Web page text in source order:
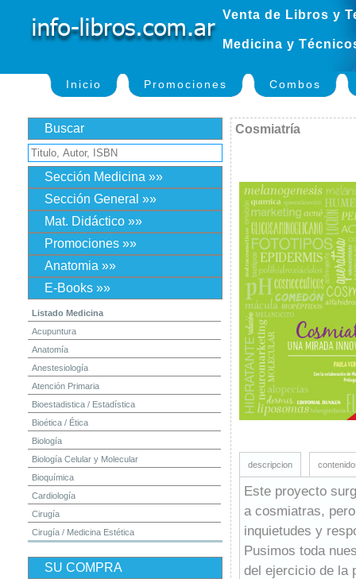
Venta de Libros y
Medicina y
Inicio Promociones Combos
Buscar
Sección Medicina »»
Sección General »»
Mat. Didáctico »»
Promociones »»
Anatomia »»
E-Books »»
Listado Medicina
Acupuntura
Anatomía
Anestesiología
Atención Primaria
Bioestadistica / Estadística
Bioética / Ética
Biología
Biología Celular y Molecular
Bioquímica
Cardiología
Cirugía
Cirugía / Medicina Estética
Dermatología
SU COMPRA
Cosmiatría
descripcion
Este proyecto
a cosmiatras,
inquietudes y
Pusimos toda
del ejercicio de la